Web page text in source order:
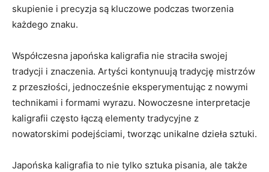
skupienie i precyzja ⁤są kluczowe ⁤podczas tworzenia
każdego znaku.
Współczesna‌ japońska kaligrafia nie straciła swojej
tradycji i znaczenia. Artyści kontynuują tradycję mistrzów⁤
z przeszłości, ⁣jednocześnie eksperymentując z nowymi
technikami i formami wyrazu. Nowoczesne interpretacje
kaligrafii często łączą elementy ⁤tradycyjne z
nowatorskimi podejściami, tworząc unikalne dzieła sztuki.
Japońska kaligrafia ⁣to nie tylko⁤ sztuka pisania, ale także